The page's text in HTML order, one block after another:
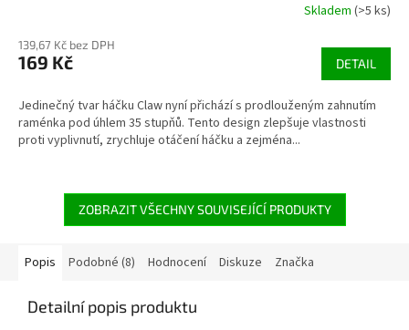
Skladem (>5 ks)
139,67 Kč bez DPH
169 Kč DETAIL
Jedinečný tvar háčku Claw nyní přichází s prodlouženým zahnutím
raménka pod úhlem 35 stupňů. Tento design zlepšuje vlastnosti
proti vyplivnutí, zrychluje otáčení háčku a zejména...
ZOBRAZIT VŠECHNY SOUVISEJÍCÍ PRODUKTY
Popis Podobné (8) Hodnocení Diskuze Značka
Detailní popis produktu